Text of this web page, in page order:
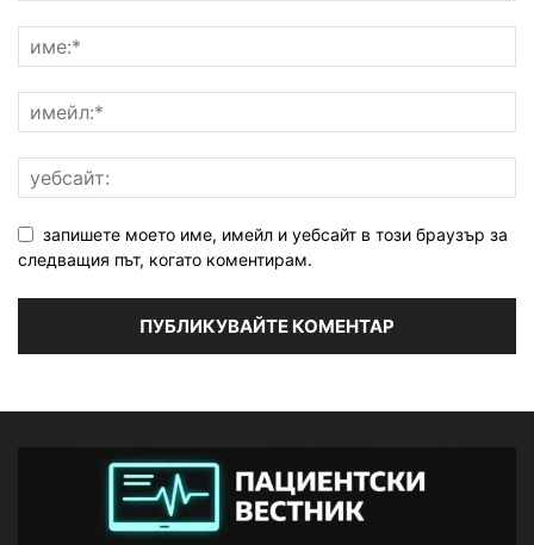
запишете моето име, имейл и уебсайт в този браузър за
следващия път, когато коментирам.